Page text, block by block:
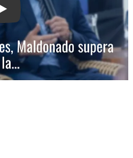
Play: Con 10.000 trabajadores,